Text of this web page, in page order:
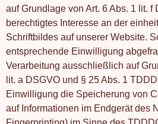
auf Grundlage von Art. 6 Abs. 1 lit. f
berechtigtes Interesse an der
Schriftbildes auf unserer Website.
entsprechende Einwilligung
Verarbeitung ausschließlich auf
lit. a DSGVO und § 25 Abs. 1
Einwilligung die Speicherung von
auf Informationen im Endgerät des